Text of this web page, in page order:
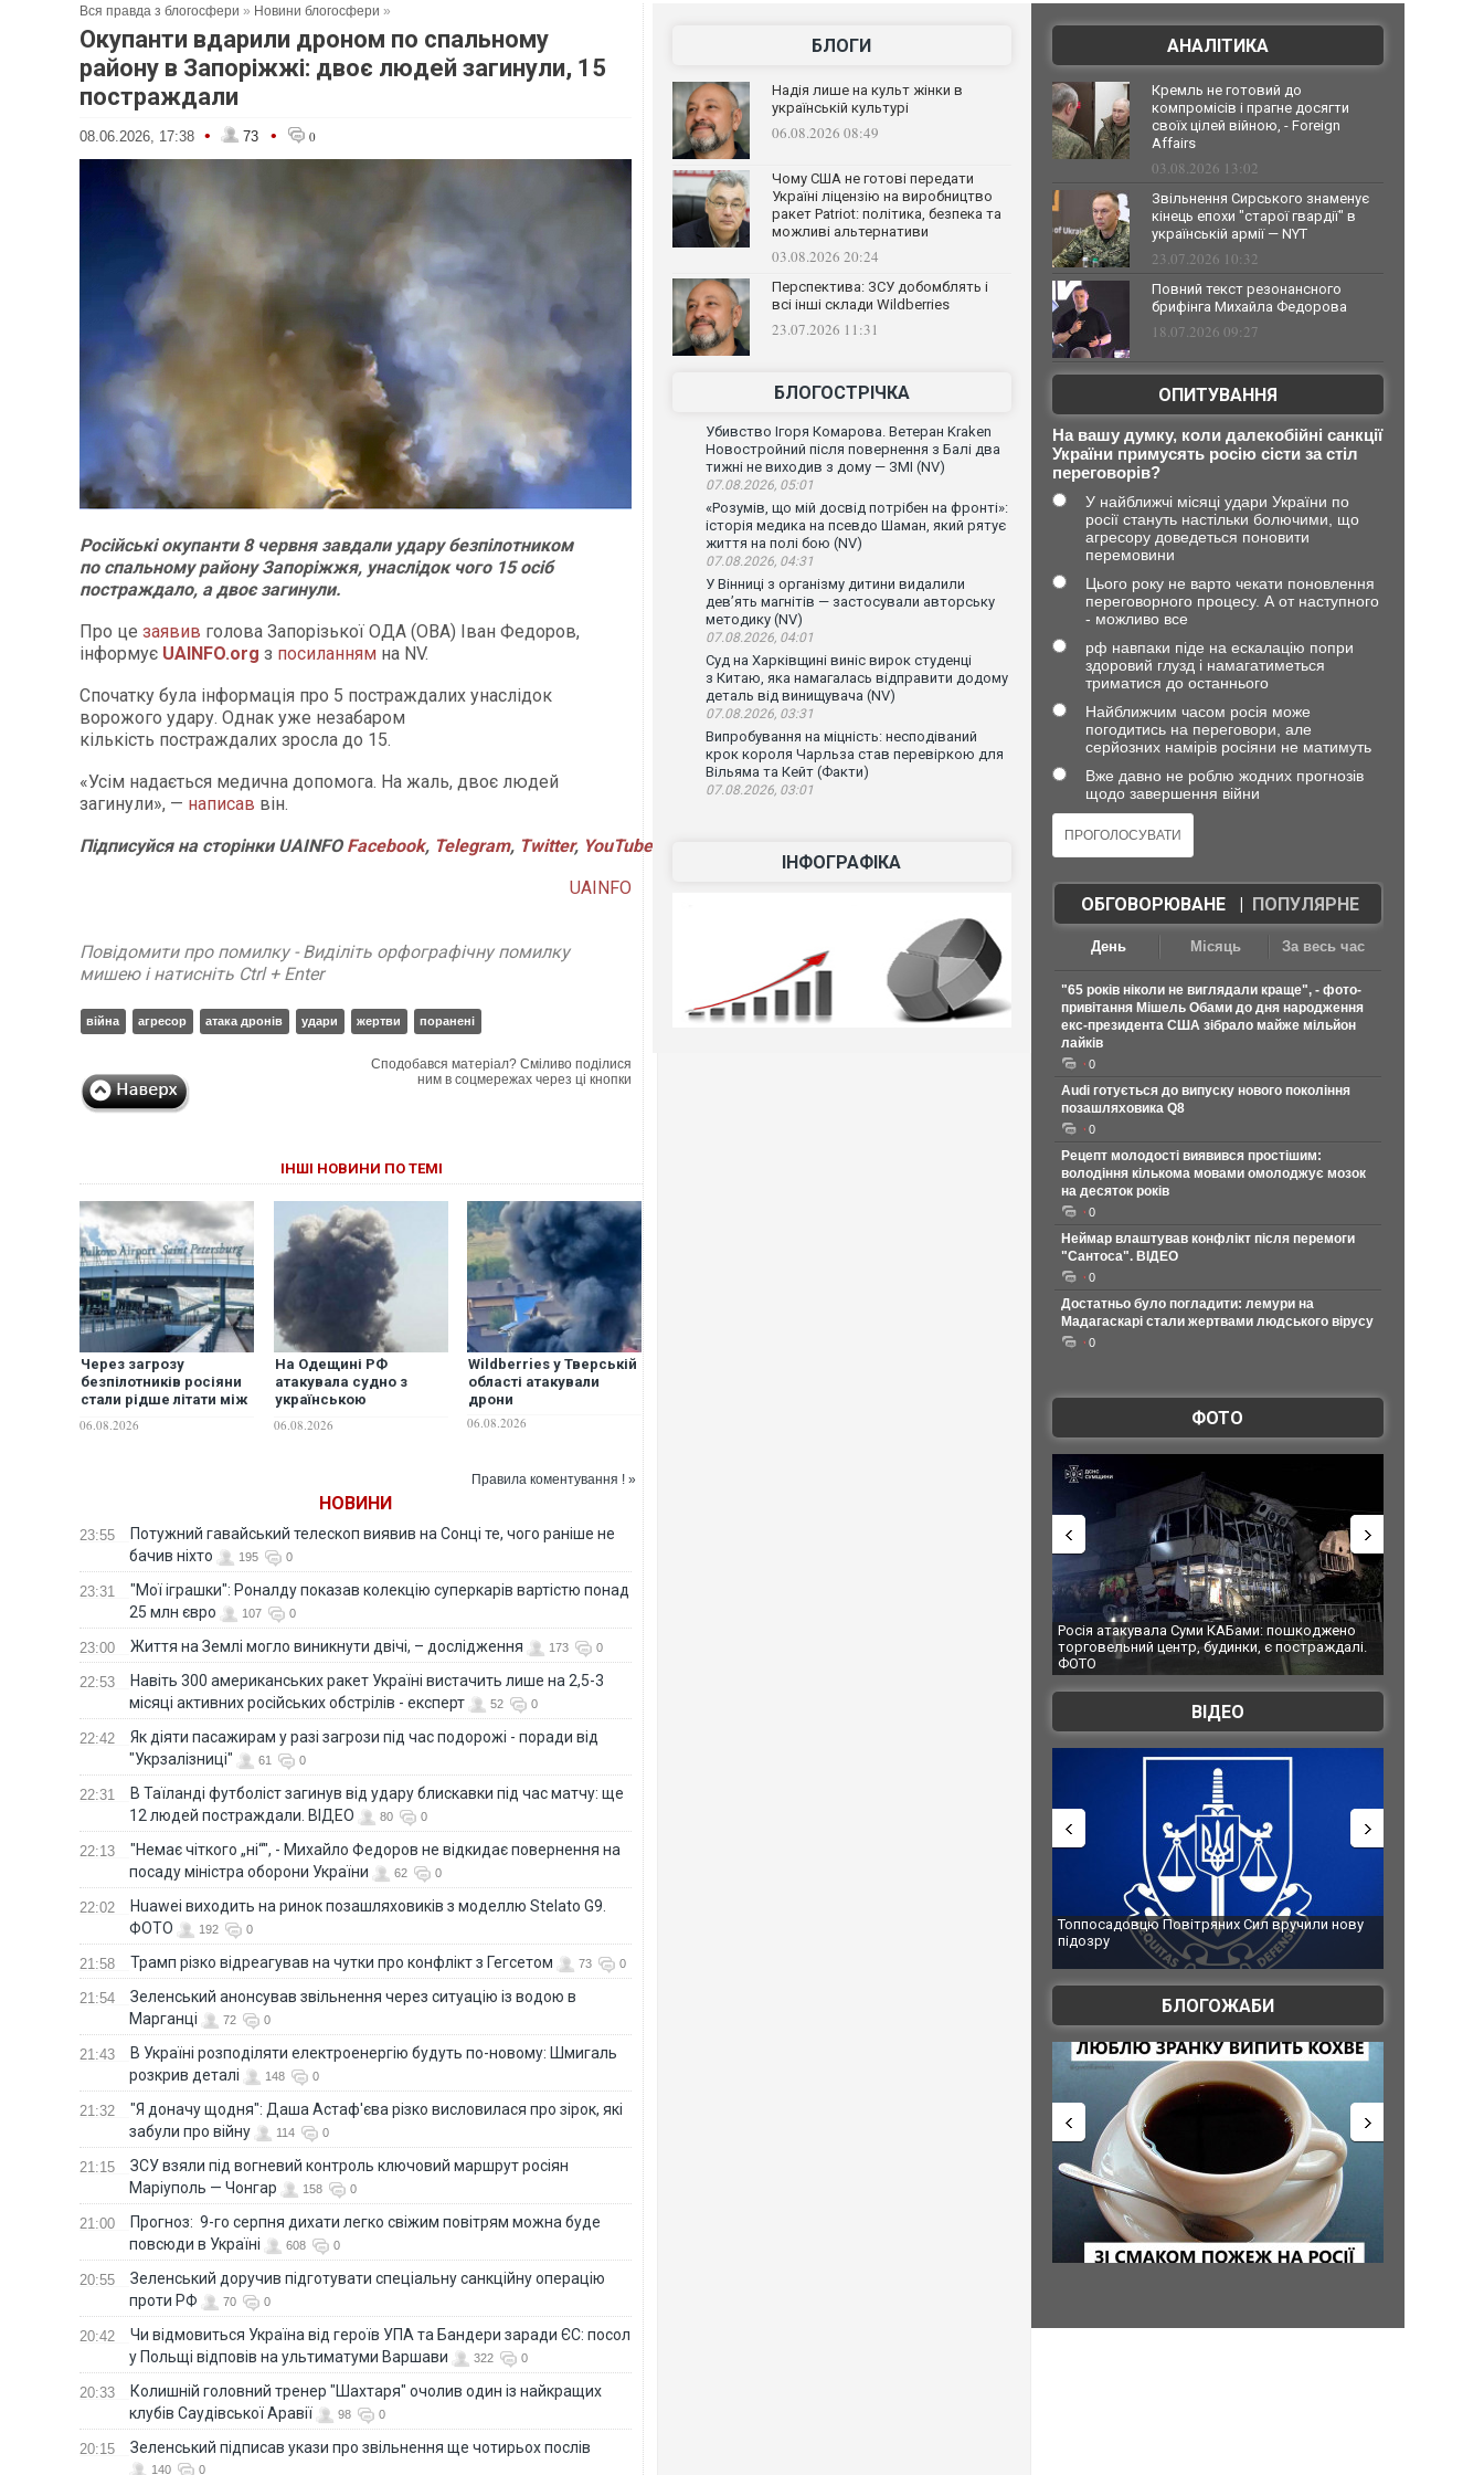
Вся правда з блогосфери » Новини блогосфери »
Окупанти вдарили дроном по спальному
району в Запоріжжі: двоє людей загинули, 15
постраждали
08.06.2026, 17:38 • 73 • 0
Російські окупанти 8 червня завдали удару безпілотником
по спальному району Запоріжжя, унаслідок чого 15 осіб
постраждало, а двоє загинули.
Про це заявив голова Запорізької ОДА (ОВА) Іван Федоров,
інформує UAINFO.org з посиланням на NV.
Спочатку була інформація про 5 постраждалих унаслідок
ворожого удару. Однак уже незабаром
кількість постраждалих зросла до 15.
«Усім надається медична допомога. На жаль, двоє людей
загинули», — написав він.
ПідписуйсянасторінкиUAINFO Facebook, Telegram, Twitter, YouTube
UAINFO
Повідомити про помилку - Виділіть орфографічну помилку
мишею і натисніть Ctrl + Enter
війна агресор атака дронів удари жертви поранені
Сподобався матеріал? Сміливо поділися
ним в соцмережах через ці кнопки
ІНШІ НОВИНИ ПО ТЕМІ
Через загрозу
безпілотників росіяни
стали рідше літати між
Петербургом і частіше
06.08.2026
На Одещині РФ
атакувала судно з
українською
загиблий, троє
06.08.2026
Wildberries у Тверській
області атакували
дрони
06.08.2026
Правила коментування ! »
НОВИНИ
23:55
Потужний гавайський телескоп виявив на Сонці те, чого раніше не
бачив ніхто
195 0
23:31
"Мої іграшки": Роналду показав колекцію суперкарів вартістю понад
25 млн євро
107 0
23:00 Життя на Землі могло виникнути двічі, – дослідження 173 0
22:53
Навіть 300 американських ракет Україні вистачить лише на 2,5-3
місяці активних російських обстрілів - експерт
52 0
22:42
Як діяти пасажирам у разі загрози під час подорожі - поради від
"Укрзалізниці"
61 0
22:31
В Таїланді футболіст загинув від удару блискавки під час матчу: ще
12 людей постраждали. ВІДЕО
80 0
22:13
"Немає чіткого „ні“", - Михайло Федоров не відкидає повернення на
посаду міністра оборони України
62 0
22:02
Huawei виходить на ринок позашляховиків з моделлю Stelato G9.
ФОТО
192 0
21:58 Трамп різко відреагував на чутки про конфлікт з Гегсетом 73 0
21:54
Зеленський анонсував звільнення через ситуацію із водою в
Марганці
72 0
21:43
В Україні розподіляти електроенергію будуть по-новому: Шмигаль
розкрив деталі
148 0
21:32
"Я доначу щодня": Даша Астаф'єва різко висловилася про зірок, які
забули про війну
114 0
21:15
ЗСУ взяли під вогневий контроль ключовий маршрут росіян
Маріуполь — Чонгар
158 0
21:00
Прогноз: 9-го серпня дихати легко свіжим повітрям можна буде
повсюди в Україні
608 0
20:55
Зеленський доручив підготувати спеціальну санкційну операцію
проти РФ
70 0
20:42
Чи відмовиться Україна від героїв УПА та Бандери заради ЄС: посол
у Польщі відповів на ультиматуми Варшави
322 0
20:33
Колишній головний тренер "Шахтаря" очолив один із найкращих
клубів Саудівської Аравії
98 0
20:15 Зеленський підписав укази про звільнення ще чотирьох послів
140 0
БЛОГИ
Надія лише на культ жінки в
українській культурі
06.08.2026 08:49
Чому США не готові передати
Україні ліцензію на виробництво
ракет Patriot: політика, безпека та
можливі альтернативи
03.08.2026 20:24
Перспектива: ЗСУ добомблять і
всі інші склади Wildberries
23.07.2026 11:31
БЛОГОСТРІЧКА
Убивство Ігоря Комарова. Ветеран Kraken
Новостройний після повернення з Балі два
тижні не виходив з дому — ЗМІ (NV)
07.08.2026, 05:01
«Розумів, що мій досвід потрібен на фронті»:
історія медика на псевдо Шаман, який рятує
життя на полі бою (NV)
07.08.2026, 04:31
У Вінниці з організму дитини видалили
дев’ять магнітів — застосували авторську
методику (NV)
07.08.2026, 04:01
Суд на Харківщині виніс вирок студенці
з Китаю, яка намагалась відправити додому
деталь від винищувача (NV)
07.08.2026, 03:31
Випробування на міцність: несподіваний
крок короля Чарльза став перевіркою для
Вільяма та Кейт (Факти)
07.08.2026, 03:01
ІНФОГРАФІКА
АНАЛІТИКА
Кремль не готовий до
компромісів і прагне досягти
своїх цілей війною, - Foreign
Affairs
03.08.2026 13:02
Звільнення Сирського знаменує
кінець епохи "старої гвардії" в
українській армії — NYT
23.07.2026 10:32
Повний текст резонансного
брифінга Михайла Федорова
18.07.2026 09:27
ОПИТУВАННЯ
На вашу думку, коли далекобійні санкції
України примусять росію сісти за стіл
переговорів?
У найближчі місяці удари України по
росії стануть настільки болючими, що
агресору доведеться поновити
перемовини
Цього року не варто чекати поновлення
переговорного процесу. А от наступного
- можливо все
рф навпаки піде на ескалацію попри
здоровий глузд і намагатиметься
триматися до останнього
Найближчим часом росія може
погодитись на переговори, але
серйозних намірів росіяни не матимуть
Вже давно не роблю жодних прогнозів
щодо завершення війни
ОБГОВОРЮВАНЕ| ПОПУЛЯРНЕ
День Місяць За весь час
"65 років ніколи не виглядали краще", - фото-
привітання Мішель Обами до дня народження
екс-президента США зібрало майже мільйон
лайків
0
Audi готується до випуску нового покоління
позашляховика Q8
0
Рецепт молодості виявився простішим:
володіння кількома мовами омолоджує мозок
на десяток років
0
Неймар влаштував конфлікт після перемоги
"Сантоса". ВІДЕО
0
Достатньо було погладити: лемури на
Мадагаскарі стали жертвами людського вірусу
0
ФОТО
Росія атакувала Суми КАБами: пошкоджено
торговельний центр, будинки, є постраждалі.
Українські надзвичайники
під час ліквідації масштабної
Франції
ВІДЕО
Топпосадовцю Повітряних Сил вручили нову
Сили оборони уразили
губернатор регіону заявив
атаку. ВІДЕО
БЛОГОЖАБИ